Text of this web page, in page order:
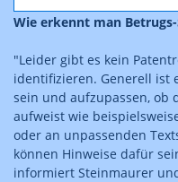
Wie erkennt man Betrugs-
"Leider gibt es kein
identifizieren. Generell ist
sein und aufzupassen, ob
aufweist wie
oder an unpassenden
können Hinweise dafür
informiert Steinmaurer